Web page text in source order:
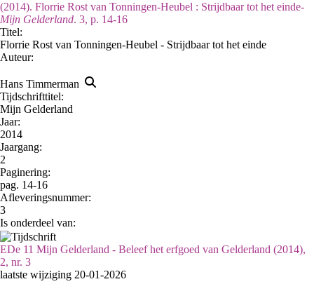
(2014). Florrie Rost van Tonningen-Heubel : Strijdbaar tot het einde-
Mijn Gelderland. 3, p. 14-16
Titel:
Florrie Rost van Tonningen-Heubel - Strijdbaar tot het einde
Auteur:
Hans Timmerman
Tijdschrifttitel:
Mijn Gelderland
Jaar:
2014
Jaargang:
2
Paginering:
pag. 14-16
Afleveringsnummer:
3
Is onderdeel van:
EDe 11 Mijn Gelderland - Beleef het erfgoed van Gelderland (2014),
2, nr. 3
laatste wijziging 20-01-2026